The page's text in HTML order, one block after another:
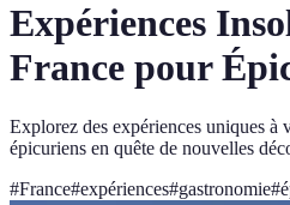
Expériences
France pour
Explorez des expériences uniques
épicuriens en quête de nouvelles
#France#expériences#gastronomie#